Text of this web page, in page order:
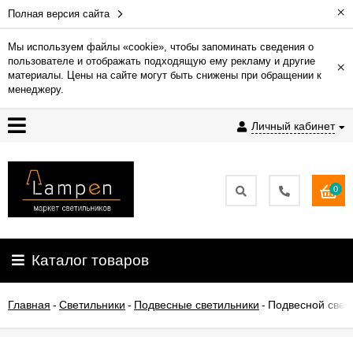
Полная версия сайта ×
Мы используем файлы «cookie», чтобы запоминать сведения о
пользователе и отображать подходящую ему рекламу и другие
материалы. Цены на сайте могут быть снижены при обращении к
менеджеру.
×
Личный кабинет
Гарантия
Доставка
и
Контакты
освещения
О
0
Каталог товаров
Главная - Светильники - Подвесные светильники - Подвесной